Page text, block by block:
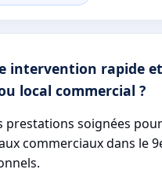
intervention rapide et
local commercial ?
prestations soignées pour
commerciaux dans le